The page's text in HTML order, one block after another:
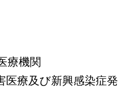
療機関
医療及び新興感染症発